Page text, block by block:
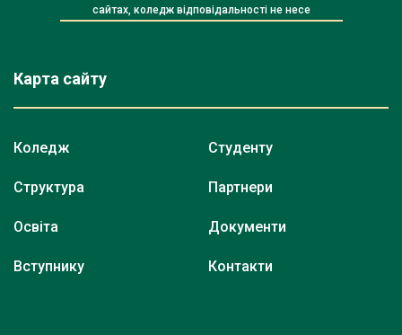
сайтах, коледж відповідальності не несе
Карта сайту
Коледж
Структура
Освіта
Вступнику
Студенту
Партнери
Документи
Контакти